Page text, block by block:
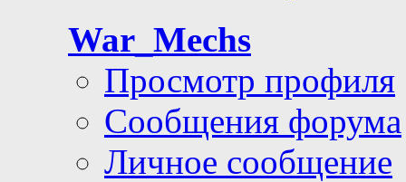
War_Mechs
Просмотр профиля
Сообщения форума
Личное сообщение